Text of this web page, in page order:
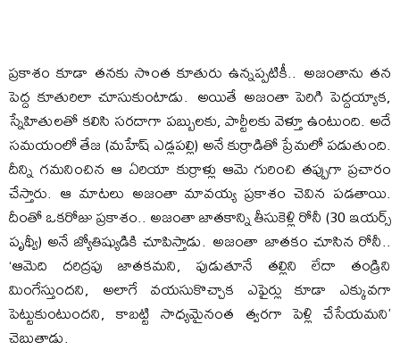
ప్రకాశం కూడా తనకు సొంత కూతురు ఉన్నప్పటికీ.. అజంతాను తన
పెద్ద కూతురిలా చూసుకుంటాడు. అయితే అజంతా పెరిగి పెద్దయ్యాక,
స్నేహితులతో కలిసి సరదాగా పబ్బులకు, పార్టీలకు వెళ్తూ ఉంటుంది. అదే
సమయంలో తేజ (మహేష్ ఎడ్లపల్లి) అనే కుర్రాడితో ప్రేమలో పడుతుంది.
దీన్ని గమనించిన ఆ ఏరియా కుర్రాళ్లు ఆమె గురించి తప్పుగా ప్రచారం
చేస్తారు. ఆ మాటలు అజంతా మావయ్య ప్రకాశం చెవిన పడతాయి.
దీంతో ఒకరోజు ప్రకాశం.. అజంతా జాతకాన్ని తీసుకెళ్లి రోనీ (30 ఇయర్స్
పృథ్వీ) అనే జ్యోతిష్యుడికి చూపిస్తాడు. అజంతా జాతకం చూసిన రోనీ..
‘ఆమెది దరిద్రపు జాతకమని, పుడుతూనే తల్లిని లేదా తండ్రిని
మింగేస్తుందని, అలాగే వయసుకొచ్చాక ఎఫైర్లు కూడా ఎక్కువగా
పెట్టుకుంటుందని, కాబట్టి సాధ్యమైనంత త్వరగా పెళ్లి చేసేయమని’
చెబుతాడు.